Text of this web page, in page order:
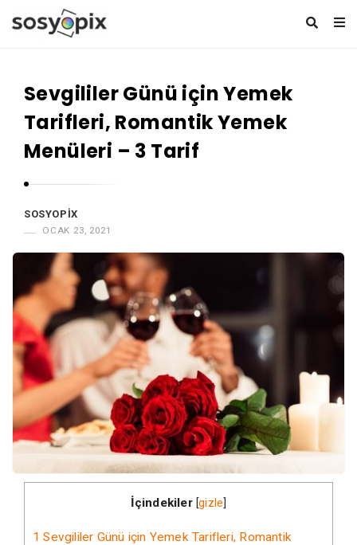
Sevgililer Günü için Yemek
Tarifleri, Romantik Yemek
Menüleri – 3 Tarif
SOSYOPIX
OCAK 23, 2021
İçindekiler [gizle]
1 Sevgililer Günü için Yemek Tarifleri, Romantik